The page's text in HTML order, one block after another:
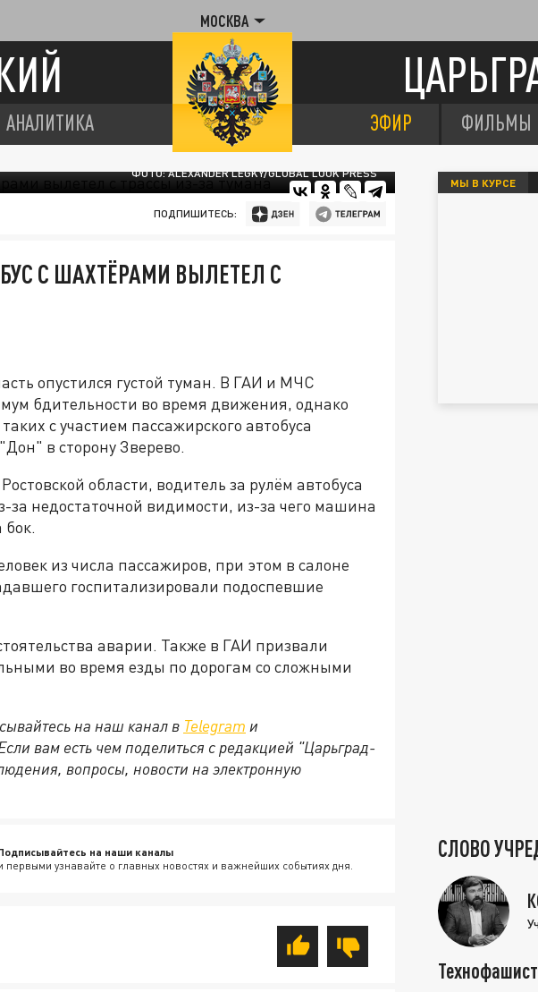
МОСКВА
АНАЛИТИКА ЭФИР ФИЛЬМЫ
ФОТО: ALEXANDER LEGKY/GLOBAL LOOK PRESS
ПОДПИШИТЕСЬ:
С ШАХТЁРАМИ ВЫЛЕТЕЛ С
опустился густой туман. В ГАИ и МЧС
бдительности во время движения, однако
с участием пассажирского автобуса
в сторону Зверево.
области, водитель за рулём автобуса
недостаточной видимости, из-за чего машина
бок.
из числа пассажиров, при этом в салоне
госпитализировали подоспевшие
аварии. Также в ГАИ призвали
во время езды по дорогам со сложными
на наш канал в Telegram и
вам есть чем поделиться с редакцией "Царьград-
вопросы, новости на электронную
на наши каналы
первыми узнавайте о главных новостях и важнейших событиях дня.
МЫ В КУРСЕ
СЛОВО